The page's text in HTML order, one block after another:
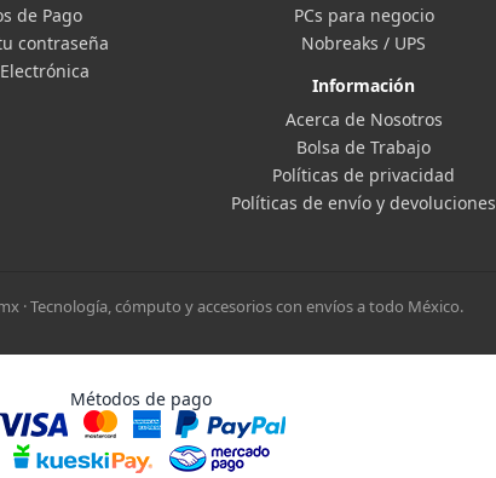
de Pago
contraseña
PCs para negocio
Nobreaks / UPS
Información
Acerca de Nosotros
Bolsa de Trabajo
Políticas de privacidad
Políticas de envío y devoluciones
· Tecnología, cómputo y accesorios con envíos a todo México.
Métodos de pago